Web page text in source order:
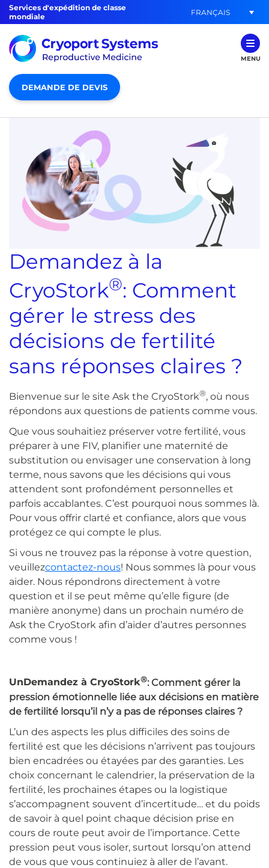
Services d'expédition de classe
mondiale
FRANÇAIS
MENU
DEMANDE DE DEVIS
Demandez à la
CryoStork®: Comment
gérer le stress des
décisions de fertilité
sans réponses claires ?
Bienvenue sur le site Ask the CryoStork®, où nous
répondons aux questions de patients comme vous.
Que vous souhaitiez préserver votre fertilité, vous
préparer à une FIV, planifier une maternité de
substitution ou envisager une conservation à long
terme, nous savons que les décisions qui vous
attendent sont profondément personnelles et
parfois accablantes. C’est pourquoi nous sommes là.
Pour vous offrir clarté et confiance, alors que vous
protégez ce qui compte le plus.
Si vous ne trouvez pas la réponse à votre question,
veuillezcontactez-nous! Nous sommes là pour vous
aider. Nous répondrons directement à votre
question et il se peut même qu’elle figure (de
manière anonyme) dans un prochain numéro de
Ask the CryoStork afin d’aider d’autres personnes
comme vous !
UnDemandez à CryoStork®: Comment gérer la
pression émotionnelle liée aux décisions en matière
de fertilité lorsqu’il n’y a pas de réponses claires ?
L’un des aspects les plus difficiles des soins de
fertilité est que les décisions n’arrivent pas toujours
bien encadrées ou étayées par des garanties. Les
choix concernant le calendrier, la préservation de la
fertilité, les prochaines étapes ou la logistique
s’accompagnent souvent d’incertitude… et du poids
de savoir à quel point chaque décision prise en
cours de route peut avoir de l’importance. Cette
pression peut vous isoler, surtout lorsqu’on attend
de vous que vous continuiez à aller de l’avant.